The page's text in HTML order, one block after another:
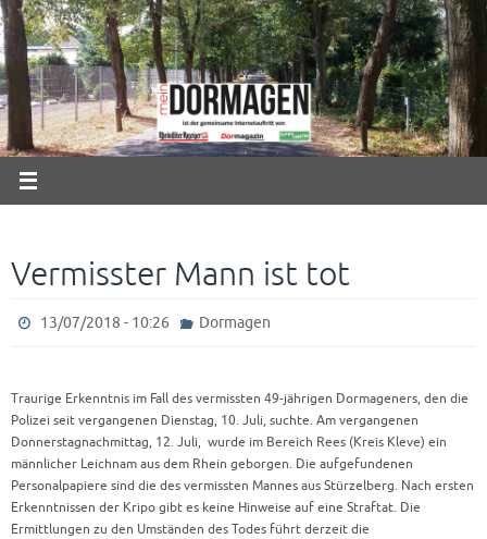
Zum
Inhalt
springen
Vermisster Mann ist tot
13/07/2018 - 10:26 Dormagen
Traurige Erkenntnis im Fall des vermissten 49-jährigen Dormageners, den die
Polizei seit vergangenen Dienstag, 10. Juli, suchte. Am vergangenen
Donnerstagnachmittag, 12. Juli, wurde im Bereich Rees (Kreis Kleve) ein
männlicher Leichnam aus dem Rhein geborgen. Die aufgefundenen
Personalpapiere sind die des vermissten Mannes aus Stürzelberg. Nach ersten
Erkenntnissen der Kripo gibt es keine Hinweise auf eine Straftat. Die
Ermittlungen zu den Umständen des Todes führt derzeit die